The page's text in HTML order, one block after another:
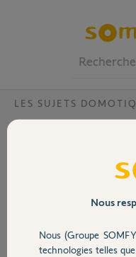
Volet
Sécurité
LES SUJETS
Protocoles
Pour y voir plus clair et faire
http://www.hi-and-you.fr/
Nous
Nous (Groupe
technologies telles